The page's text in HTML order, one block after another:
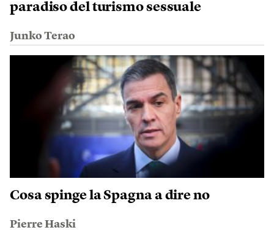
paradiso del turismo sessuale
Junko Terao
Cosa spinge la Spagna a dire no
Pierre Haski